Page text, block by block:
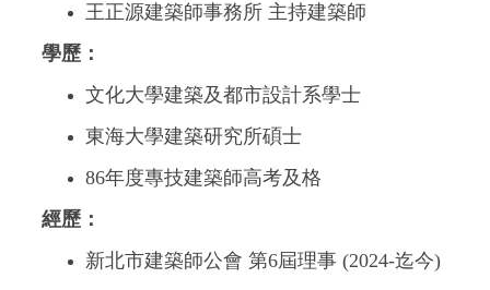
王正源建築師事務所 主持建築師
學歷：
文化大學建築及都市設計系學士
東海大學建築研究所碩士
86年度專技建築師高考及格
經歷：
新北市建築師公會 第6屆理事 (2024-迄今)